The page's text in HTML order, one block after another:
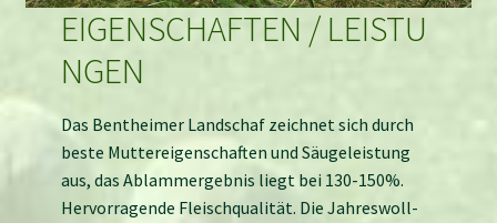
EIGENSCHAFTEN / LEISTU
NGEN
Das Bentheimer Landschaf zeichnet sich durch
beste Mutter­eigen­schaften und Säuge­leistung
aus, das Ablamm­ergeb­nis liegt bei 130-150%.
Her­vor­ragende Fleisch­quali­tät. Die Jahres­woll­